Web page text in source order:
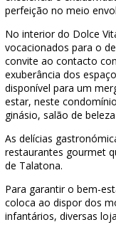
perfeição no meio
No interior do Dolce
vocacionados para o
convite ao contacto
exuberância dos
disponível para um
estar, neste
ginásio, salão de
As delícias
restaurantes gourmet
de Talatona.
Para garantir o bem-
coloca ao dispor dos
infantários, diversas